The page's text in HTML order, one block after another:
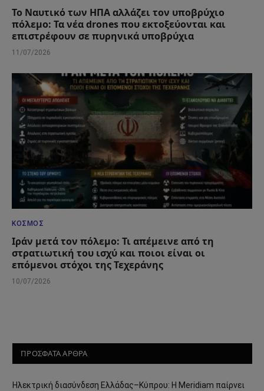
Το Ναυτικό των ΗΠΑ αλλάζει τον υποβρύχιο
πόλεμο: Τα νέα drones που εκτοξεύονται και
επιστρέφουν σε πυρηνικά υποβρύχια
11/07/2026
ΚΌΣΜΟΣ
Ιράν μετά τον πόλεμο: Τι απέμεινε από τη
στρατιωτική του ισχύ και ποιοι είναι οι
επόμενοι στόχοι της Τεχεράνης
10/07/2026
ΠΡΟΣΦΑΤΑ ΑΡΘΡΑ
Ηλεκτρική διασύνδεση Ελλάδας–Κύπρου: Η Meridiam παίρνει